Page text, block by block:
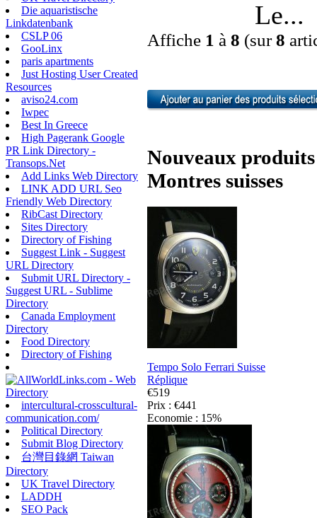
Die aquaristische
Linkdatenbank
CSLP 06
GooLinx
paris apartments
Just Hosting User Created
Resources
aviso24.com
Iwpec
Best In Greece
High Pagerank Google
PR Link Directory -
Transops.Net
Add Links Web Directory
LINK ADD URL Seo
Friendly Web Directory
RibCast Directory
Sites Directory
Directory of Fishing
Suggest Link - Suggest
URL Directory
Submit URL Directory -
Suggest URL - Sublime
Directory
Canada Employment
Directory
Food Directory
Directory of Fishing
intercultural-crosscultural-
communication.com/
Political Directory
Submit Blog Directory
台灣目錄網 Taiwan
Directory
UK Travel Directory
LADDH
SEO Pack
Le...
Affiche 1 à 8 (sur8
Nouveaux
Montres suisses
Tempo Solo Ferrari Suisse
Réplique
€519
Prix : €441
Economie : 15%